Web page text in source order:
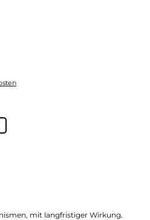
mit langfristiger Wirkung.